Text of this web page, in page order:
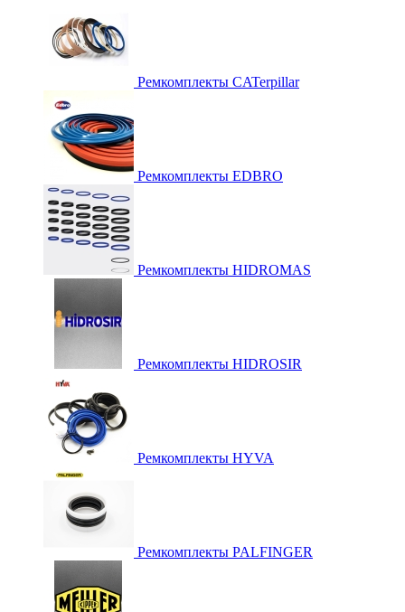
Ремкомплекты CATerpillar
Ремкомплекты EDBRO
Ремкомплекты HIDROMAS
Ремкомплекты HIDROSIR
Ремкомплекты HYVA
Ремкомплекты PALFINGER